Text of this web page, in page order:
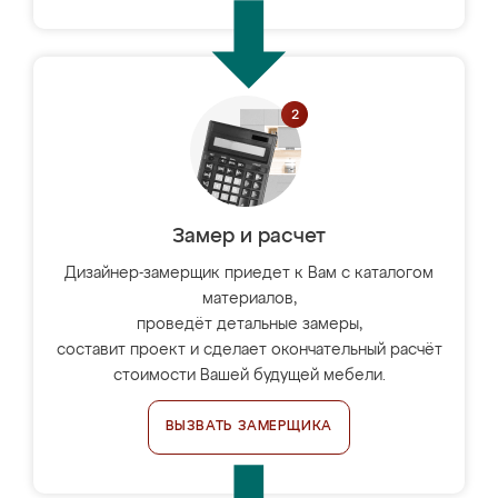
Замер и расчет
Дизайнер-замерщик приедет к Вам с каталогом
материалов,
проведёт детальные замеры,
составит проект и сделает окончательный расчёт
стоимости Вашей будущей мебели.
ВЫЗВАТЬ ЗАМЕРЩИКА